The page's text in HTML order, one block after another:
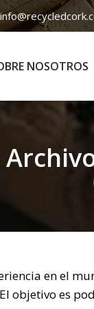
NOSOTROS
en el
objetivo es
NOSOTROS